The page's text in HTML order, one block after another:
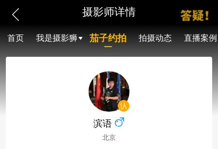
摄影师详情
首页 我是摄影狮 茄子约拍 拍摄动态 直播案例
滨语
北京